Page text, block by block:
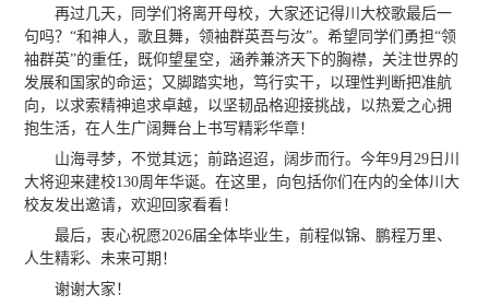
再过几天，同学们将离开母校，大家还记得川大校歌最后一
句吗？“和神人，歌且舞，领袖群英吾与汝”。希望同学们勇担“领
袖群英”的重任，既仰望星空，涵养兼济天下的胸襟，关注世界的
发展和国家的命运；又脚踏实地，笃行实干，以理性判断把准航
向，以求索精神追求卓越，以坚韧品格迎接挑战，以热爱之心拥
抱生活，在人生广阔舞台上书写精彩华章！
山海寻梦，不觉其远；前路迢迢，阔步而行。今年9月29日川
大将迎来建校130周年华诞。在这里，向包括你们在内的全体川大
校友发出邀请，欢迎回家看看！
最后，衷心祝愿2026届全体毕业生，前程似锦、鹏程万里、
人生精彩、未来可期！
谢谢大家！